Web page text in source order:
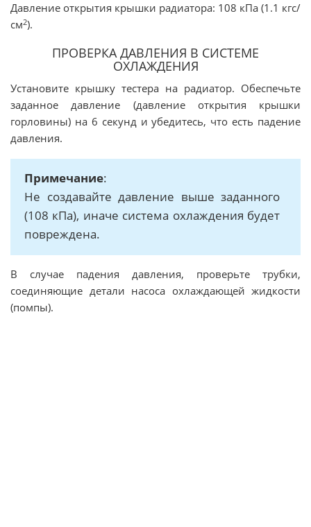
Давление открытия крышки радиатора: 108 кПа (1.1 кгс/
см2).
ПРОВЕРКА ДАВЛЕНИЯ В СИСТЕМЕ
ОХЛАЖДЕНИЯ
Установите крышку тестера на радиатор. Обеспечьте
заданное давление (давление открытия крышки
горловины) на 6 секунд и убедитесь, что есть падение
давления.
Примечание:
Не создавайте давление выше заданного
(108 кПа), иначе система охлаждения будет
повреждена.
В случае падения давления, проверьте трубки,
соединяющие детали насоса охлаждающей жидкости
(помпы).